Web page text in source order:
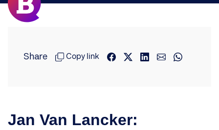
Share Copy link
Jan Van Lancker: